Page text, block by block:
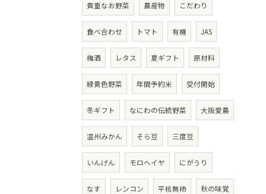
貴重なお野菜 農産物 こだわり
食べ合わせ トマト 有機 JAS
梅酒 レタス 夏ギフト 原材料
緑黄色野菜 年間予約米 受付開始
冬ギフト なにわの伝統野菜 大阪愛農
温州みかん そら豆 三度豆
いんげん モロヘイヤ にがうり
なす レンコン 平核無柿 秋の味覚